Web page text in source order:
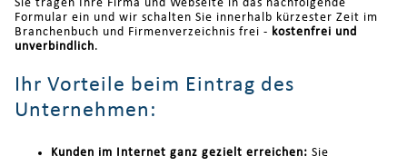
Sie tragen Ihre Firma und Webseite in das nachfolgende
Formular ein und wir schalten Sie innerhalb kürzester Zeit im
Branchenbuch und Firmenverzeichnis frei - kostenfrei und
unverbindlich.
Ihr Vorteile beim Eintrag des
Unternehmen:
Kunden im Internet ganz gezielt erreichen: Sie